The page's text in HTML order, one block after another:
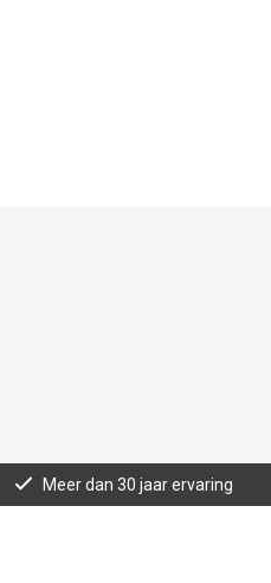
Meer dan 30 jaar ervaring